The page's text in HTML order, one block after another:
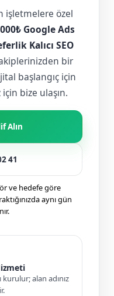
işletmelere özel
Google Ads
Kalıcı SEO
bir
başlangıç için
bize ulaşın.
Alın
41
ve hedefe göre
aynı gün
kurulur; alan adınız